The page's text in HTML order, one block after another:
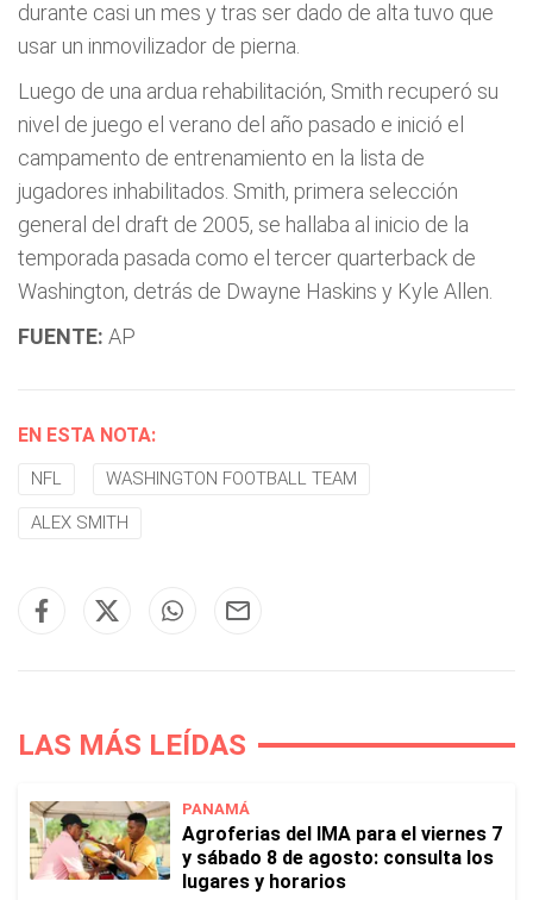
durante casi un mes y tras ser dado de alta tuvo que
usar un inmovilizador de pierna.
Luego de una ardua rehabilitación, Smith recuperó su
nivel de juego el verano del año pasado e inició el
campamento de entrenamiento en la lista de
jugadores inhabilitados. Smith, primera selección
general del draft de 2005, se hallaba al inicio de la
temporada pasada como el tercer quarterback de
Washington, detrás de Dwayne Haskins y Kyle Allen.
FUENTE: AP
EN ESTA NOTA:
NFL WASHINGTON FOOTBALL TEAM
ALEX SMITH
LAS MÁS LEÍDAS
PANAMÁ
Agroferias del IMA para el viernes 7
y sábado 8 de agosto: consulta los
lugares y horarios